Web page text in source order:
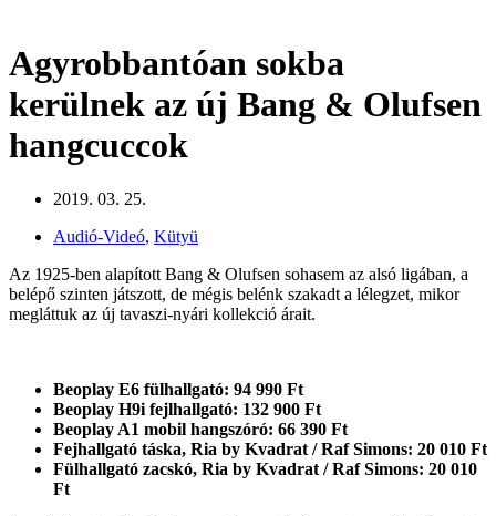
Agyrobbantóan sokba
kerülnek az új Bang & Olufsen
hangcuccok
2019. 03. 25.
Audió-Videó, Kütyü
Az 1925-ben alapított Bang & Olufsen sohasem az alsó ligában, a
belépő szinten játszott, de mégis belénk szakadt a lélegzet, mikor
megláttuk az új tavaszi-nyári kollekció árait.
Beoplay E6 fülhallgató: 94 990 Ft
Beoplay H9i fejlhallgató: 132 900 Ft
Beoplay A1 mobil hangszóró: 66 390 Ft
Fejhallgató táska, Ria by Kvadrat / Raf Simons: 20 010 Ft
Fülhallgató zacskó, Ria by Kvadrat / Raf Simons: 20 010
Ft